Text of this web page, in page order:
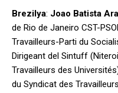
Brezilya: Joao Batista
de Rio de Janeiro CST-
Travailleurs-Parti du
Dirigeant del Sintuff
Travailleurs des
du Syndicat des